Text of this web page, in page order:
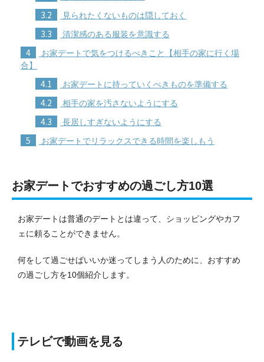
3.2 見られたくないものは隠しておく
3.3 清潔感のある服装を意識する
4
お家デートで気をつけるべきこと【相手の家に行く場
合】
4.1 お家デートに持っていくべきものを準備する
4.2 相手の家を汚さないようにする
4.3 長居しすぎないようにする
5 お家デートでリラックスできる時間を楽しもう
お家デートでおすすめの過ごし方10選
お家デートは普通のデートとは違って、ショッピングやカフ
ェに頼ることができません。
何をして過ごせばいいか迷ってしまう人のために、おすすめ
の過ごし方を10個紹介します。
テレビで動画を見る